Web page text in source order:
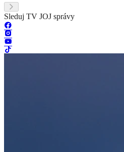
Sleduj TV JOJ správy